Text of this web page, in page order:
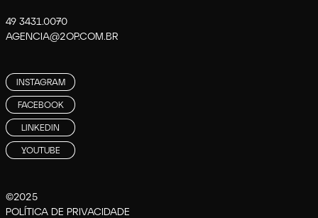
49 3431.0070
AGENCIA@2OP.COM.BR
INSTAGRAM
FACEBOOK
LINKEDIN
YOUTUBE
©2025
POLÍTICA DE PRIVACIDADE